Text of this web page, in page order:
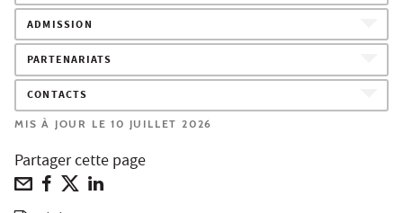
ADMISSION
PARTENARIATS
CONTACTS
MIS À JOUR LE 10 JUILLET 2026
Partager cette page